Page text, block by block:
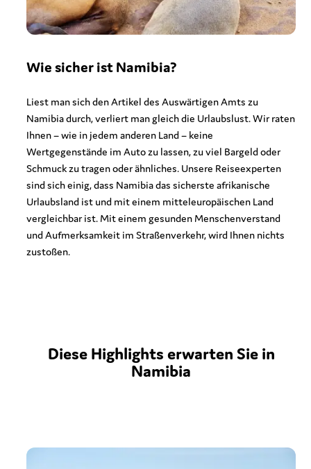
Wie sicher ist Namibia?
Liest man sich den Artikel des Auswärtigen Amts zu
Namibia durch, verliert man gleich die Urlaubslust. Wir raten
Ihnen – wie in jedem anderen Land – keine
Wertgegenstände im Auto zu lassen, zu viel Bargeld oder
Schmuck zu tragen oder ähnliches. Unsere Reiseexperten
sind sich einig, dass Namibia das sicherste afrikanische
Urlaubsland ist und mit einem mitteleuropäischen Land
vergleichbar ist. Mit einem gesunden Menschenverstand
und Aufmerksamkeit im Straßenverkehr, wird Ihnen nichts
zustoßen.
Diese Highlights erwarten Sie in
Namibia